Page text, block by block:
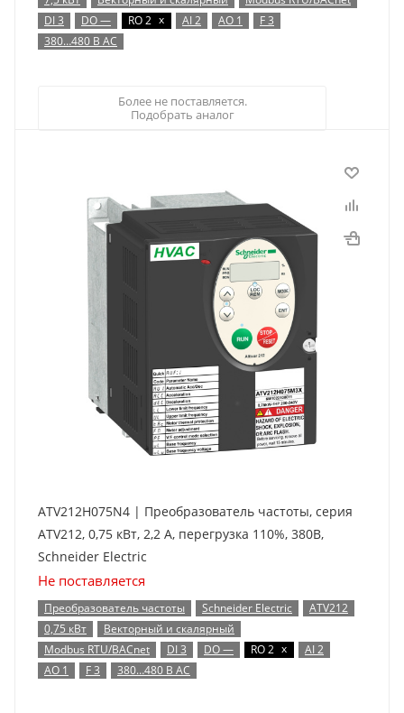
DI 3
DO — RO 2 x AI 2 AO 1
F 3
380…480 В AC
Более не поставляется.
Подобрать аналог
ATV212H075N4 | Преобразователь частоты, серия
ATV212, 0,75 кВт, 2,2 А, перегрузка 110%, 380B,
Schneider Electric
Не поставляется
Преобразователь частоты Schneider Electric
ATV212
0,75 кВт
Векторный и скалярный
Modbus RTU/BACnet
DI 3 DO — RO 2 x
AI 2
AO 1
F 3 380…480 В AC